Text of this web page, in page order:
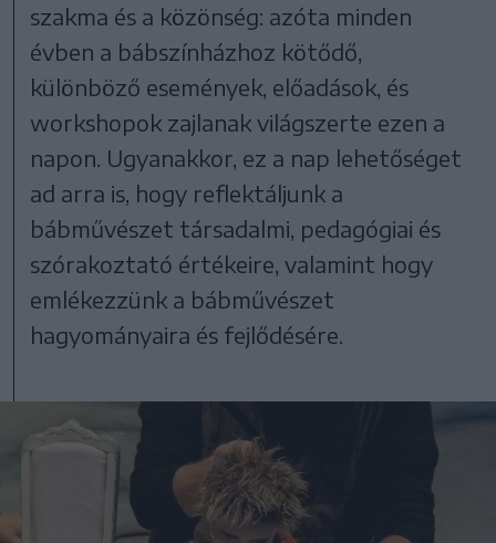
szakma és a közönség: azóta minden
évben a bábszínházhoz kötődő,
különböző események, előadások, és
workshopok zajlanak világszerte ezen a
napon. Ugyanakkor, ez a nap lehetőséget
ad arra is, hogy reflektáljunk a
bábművészet társadalmi, pedagógiai és
szórakoztató értékeire, valamint hogy
emlékezzünk a bábművészet
hagyományaira és fejlődésére.